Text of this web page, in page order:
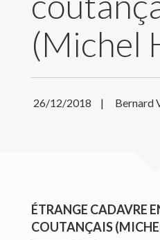
Auteur, Critique littéraire,
BIOGRAPHIE
(Michel
26/12/2018 | Bernard
ÉTRANGE CADAVRE
COUTANÇAIS